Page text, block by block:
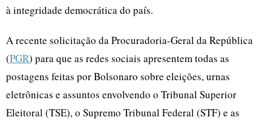
à integridade democrática do país.
A recente solicitação da Procuradoria-Geral da República
(PGR) para que as redes sociais apresentem todas as
postagens feitas por Bolsonaro sobre eleições, urnas
eletrônicas e assuntos envolvendo o Tribunal Superior
Eleitoral (TSE), o Supremo Tribunal Federal (STF) e as